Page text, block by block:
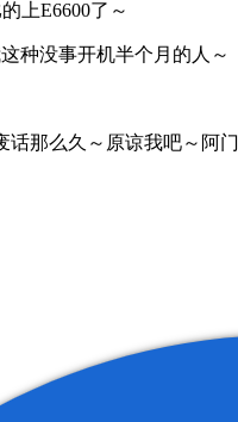
上E6600了～
种没事开机半个月的人～
话那么久～原谅我吧～阿门